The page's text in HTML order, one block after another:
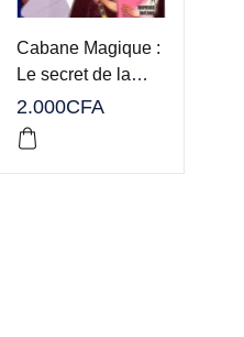
Cabane Magique :
Le secret de la
pyramide
2.000CFA